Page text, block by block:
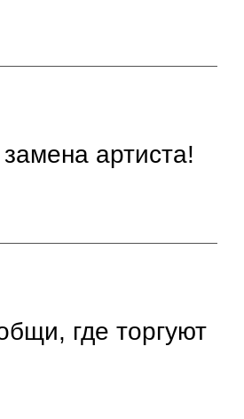
артиста!
где торгуют